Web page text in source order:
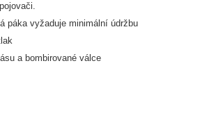
páka vyžaduje minimální údržbu
a bombirované válce